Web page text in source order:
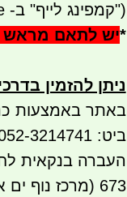
("קמפינג לייף" ב- waze)
*יש לתאם מראש
ניתן להזמין
באתר באמצעות
ביט: 052-3214741
673 (מרכז נוף ים אור עקיבא)